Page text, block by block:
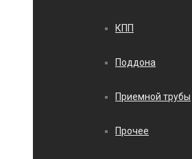
КПП
Поддона
Приемной трубы
Прочее